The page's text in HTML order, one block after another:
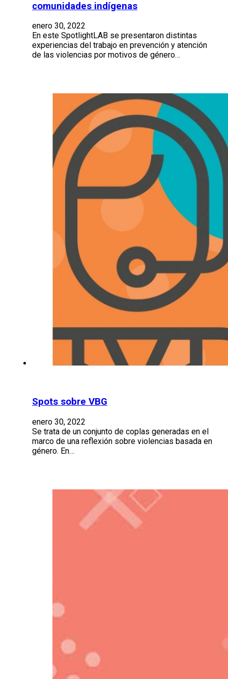
comunidades indígenas
enero 30, 2022
En este SpotlightLAB se presentaron distintas
experiencias del trabajo en prevención y atención
de las violencias por motivos de género…
Spots sobre VBG
enero 30, 2022
Se trata de un conjunto de coplas generadas en el
marco de una reflexión sobre violencias basada en
género. En…